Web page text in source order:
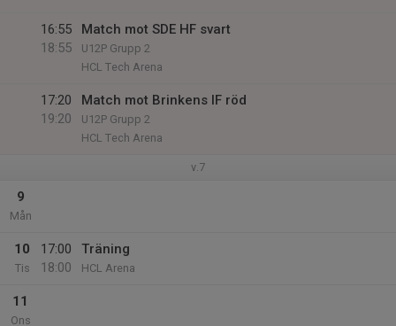
16:55
18:55
Match mot SDE HF svart
U12P Grupp 2
HCL Tech Arena
17:20
19:20
Match mot Brinkens IF röd
U12P Grupp 2
HCL Tech Arena
v.7
9
Mån
10
Tis
17:00
18:00
Träning
HCL Arena
11
Ons